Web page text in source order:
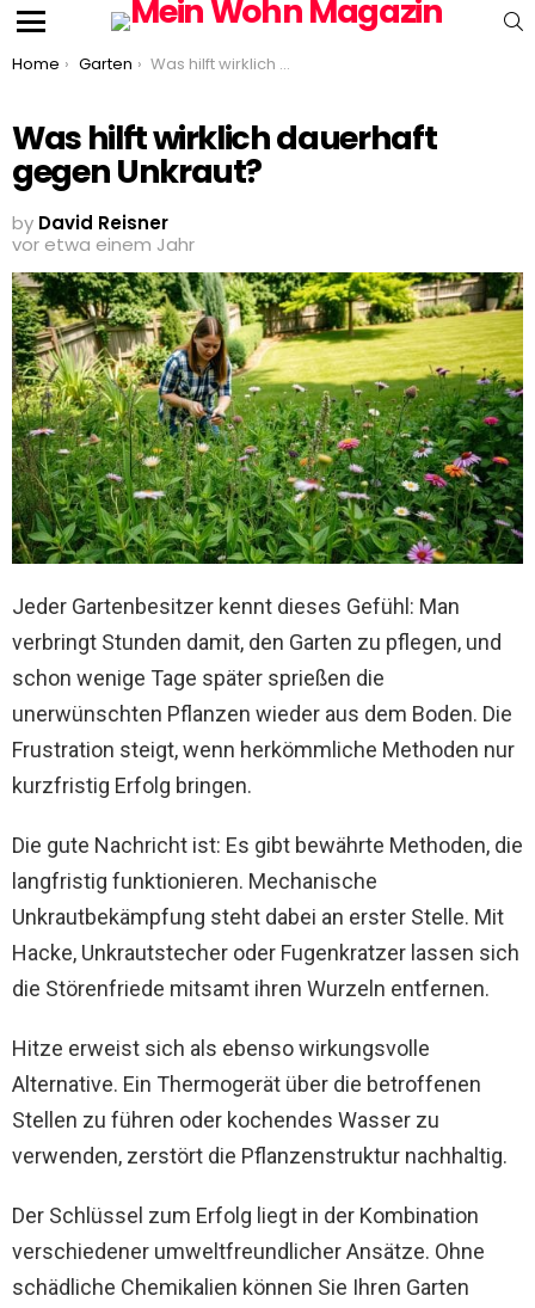
You are here:
Home Garten Was hilft wirklich dauerhaft gegen Unkraut?
Was hilft wirklich dauerhaft
gegen Unkraut?
by David Reisner
vor etwa einem Jahr
Jeder Gartenbesitzer kennt dieses Gefühl: Man
verbringt Stunden damit, den Garten zu pflegen, und
schon wenige Tage später sprießen die
unerwünschten Pflanzen wieder aus dem Boden. Die
Frustration steigt, wenn herkömmliche Methoden nur
kurzfristig Erfolg bringen.
Die gute Nachricht ist: Es gibt bewährte Methoden, die
langfristig funktionieren. Mechanische
Unkrautbekämpfung steht dabei an erster Stelle. Mit
Hacke, Unkrautstecher oder Fugenkratzer lassen sich
die Störenfriede mitsamt ihren Wurzeln entfernen.
Hitze erweist sich als ebenso wirkungsvolle
Alternative. Ein Thermogerät über die betroffenen
Stellen zu führen oder kochendes Wasser zu
verwenden, zerstört die Pflanzenstruktur nachhaltig.
Der Schlüssel zum Erfolg liegt in der Kombination
verschiedener umweltfreundlicher Ansätze. Ohne
schädliche Chemikalien können Sie Ihren Garten